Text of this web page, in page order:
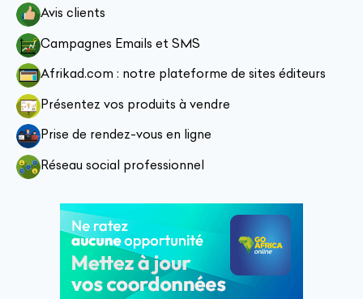
Avis clients
Campagnes Emails et SMS
Afrikad.com : notre plateforme de sites éditeurs
Présentez vos produits à vendre
Prise de rendez-vous en ligne
Réseau social professionnel